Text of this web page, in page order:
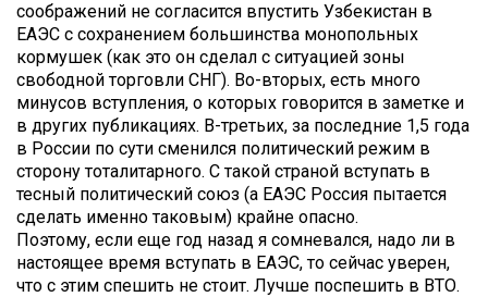
соображений не согласится впустить Узбекистан в
ЕАЭС с сохранением большинства монопольных
кормушек (как это он сделал с ситуацией зоны
свободной торговли СНГ). Во-вторых, есть много
минусов вступления, о которых говорится в заметке и
в других публикациях. В-третьих, за последние 1,5 года
в России по сути сменился политический режим в
сторону тоталитарного. С такой страной вступать в
тесный политический союз (а ЕАЭС Россия пытается
сделать именно таковым) крайне опасно.
Поэтому, если еще год назад я сомневался, надо ли в
настоящее время вступать в ЕАЭС, то сейчас уверен,
что с этим спешить не стоит. Лучше поспешить в ВТО.